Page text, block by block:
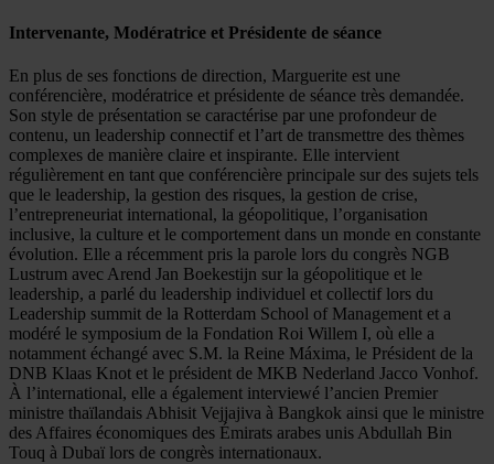
Intervenante, Modératrice et Présidente de séance
En plus de ses fonctions de direction, Marguerite est une
conférencière, modératrice et présidente de séance très demandée.
Son style de présentation se caractérise par une profondeur de
contenu, un leadership connectif et l’art de transmettre des thèmes
complexes de manière claire et inspirante. Elle intervient
régulièrement en tant que conférencière principale sur des sujets tels
que le leadership, la gestion des risques, la gestion de crise,
l’entrepreneuriat international, la géopolitique, l’organisation
inclusive, la culture et le comportement dans un monde en constante
évolution. Elle a récemment pris la parole lors du congrès NGB
Lustrum avec Arend Jan Boekestijn sur la géopolitique et le
leadership, a parlé du leadership individuel et collectif lors du
Leadership summit de la Rotterdam School of Management et a
modéré le symposium de la Fondation Roi Willem I, où elle a
notamment échangé avec S.M. la Reine Máxima, le Président de la
DNB Klaas Knot et le président de MKB Nederland Jacco Vonhof.
À l’international, elle a également interviewé l’ancien Premier
ministre thaïlandais Abhisit Vejjajiva à Bangkok ainsi que le ministre
des Affaires économiques des Émirats arabes unis Abdullah Bin
Touq à Dubaï lors de congrès internationaux.